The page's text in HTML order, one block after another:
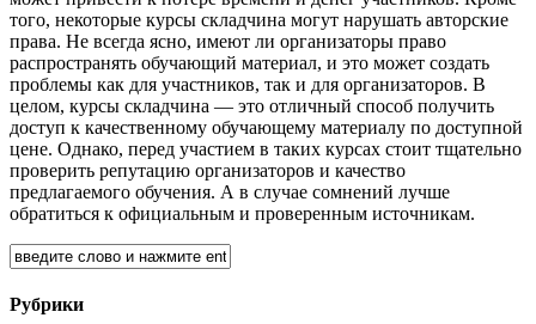
того, некоторые курсы складчина могут нарушать авторские
права. Не всегда ясно, имеют ли организаторы право
распространять обучающий материал, и это может создать
проблемы как для участников, так и для организаторов. В
целом, курсы складчина — это отличный способ получить
доступ к качественному обучающему материалу по доступной
цене. Однако, перед участием в таких курсах стоит тщательно
проверить репутацию организаторов и качество
предлагаемого обучения. А в случае сомнений лучше
обратиться к официальным и проверенным источникам.
Рубрики